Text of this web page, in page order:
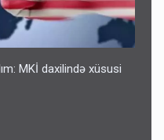
MKİ daxilində xüsusi